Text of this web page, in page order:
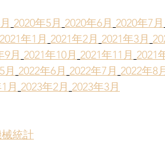
2020年5月 2020年6月 2020年7月
2021年1月 2021年2月 2021年3月
9月 2021年10月 2021年11月 2021
月 2022年6月 2022年7月 2022年8
月 2023年2月 2023年3月
統計